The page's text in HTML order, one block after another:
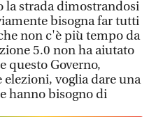
la strada dimostrandosi
bisogna far tutti
non c'è più tempo da
5.0 non ha aiutato
questo Governo,
voglia dare una
hanno bisogno di